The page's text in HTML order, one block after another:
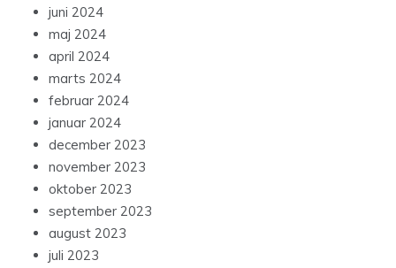
juni 2024
maj 2024
april 2024
marts 2024
februar 2024
januar 2024
december 2023
november 2023
oktober 2023
september 2023
august 2023
juli 2023